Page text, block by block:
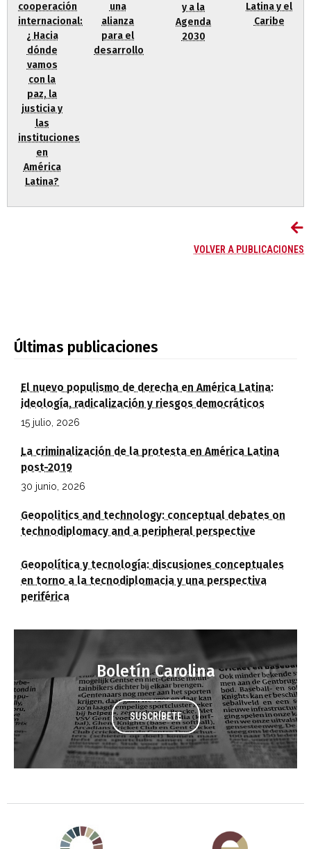
cooperación
internacional:
¿ Hacia
dónde
vamos
con la
paz, la
justicia y
las
instituciones
en
América
Latina?
una
alianza
para el
desarrollo
y a la
Agenda
2030
Latina y el
Caribe
VOLVER A PUBLICACIONES
Últimas publicaciones
El nuevo populismo de derecha en América Latina:
ideología, radicalización y riesgos democráticos
15 julio, 2026
La criminalización de la protesta en América Latina
post-2019
30 junio, 2026
Geopolitics and technology: conceptual debates on
technodiplomacy and a peripheral perspective
Geopolítica y tecnología: discusiones conceptuales
en torno a la tecnodiplomacia y una perspectiva
periférica
Boletín Carolina
SUSCRÍBETE